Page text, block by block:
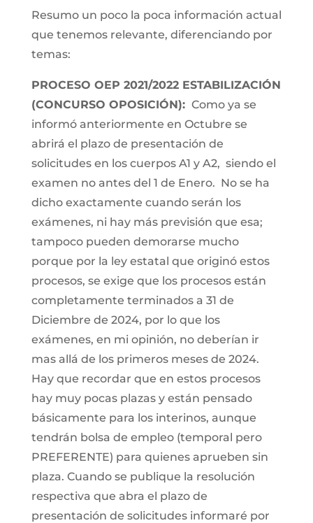
Resumo un poco la poca información actual
que tenemos relevante, diferenciando por
temas:
PROCESO OEP 2021/2022 ESTABILIZACIÓN
(CONCURSO OPOSICIÓN): Como ya se
informó anteriormente en Octubre se
abrirá el plazo de presentación de
solicitudes en los cuerpos A1 y A2, siendo el
examen no antes del 1 de Enero. No se ha
dicho exactamente cuando serán los
exámenes, ni hay más previsión que esa;
tampoco pueden demorarse mucho
porque por la ley estatal que originó estos
procesos, se exige que los procesos están
completamente terminados a 31 de
Diciembre de 2024, por lo que los
exámenes, en mi opinión, no deberían ir
mas allá de los primeros meses de 2024.
Hay que recordar que en estos procesos
hay muy pocas plazas y están pensado
básicamente para los interinos, aunque
tendrán bolsa de empleo (temporal pero
PREFERENTE) para quienes aprueben sin
plaza. Cuando se publique la resolución
respectiva que abra el plazo de
presentación de solicitudes informaré por